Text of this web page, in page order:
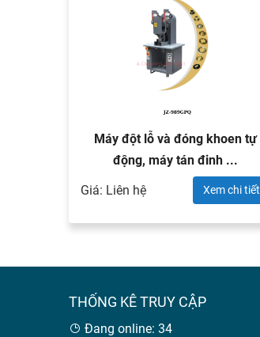
Máy đột lỗ và đóng khoen tự
động, máy tán đinh ...
Giá: Liên hệ
Xem chi tiết
THỐNG KÊ TRUY CẬP
Đang online: 34